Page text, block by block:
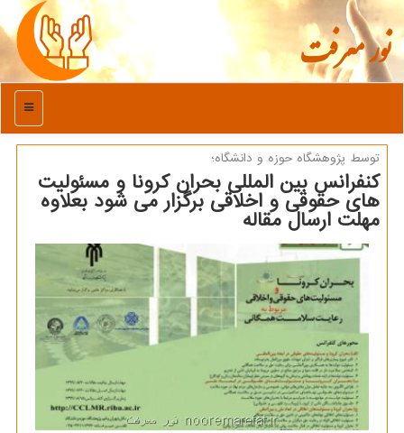
نور معرفت
منو
توسط پژوهشگاه حوزه و دانشگاه؛
كنفرانس بین المللی بحران كرونا و مسئولیت
های حقوقی و اخلاقی برگزار می شود بعلاوه
مهلت ارسال مقاله